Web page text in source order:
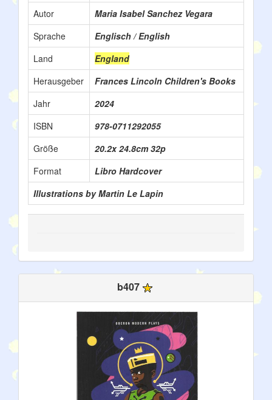
Autor
Maria Isabel Sanchez Vegara
Sprache
Englisch / English
Land
England
Herausgeber
Frances Lincoln Children's Books
Jahr
2024
ISBN
978-0711292055
Größe
20.2x 24.8cm 32p
Format
Libro Hardcover
Illustrations by Martin Le Lapin
b407